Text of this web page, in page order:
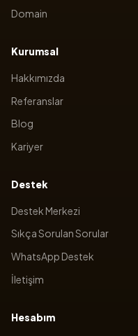
Domain
Kurumsal
Hakkımızda
Referanslar
Blog
Kariyer
Destek
Destek Merkezi
Sıkça Sorulan Sorular
WhatsApp Destek
İletişim
Hesabım